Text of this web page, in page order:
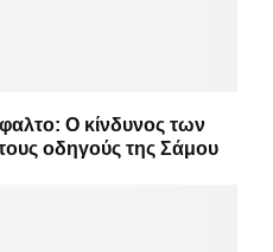
Ο κίνδυνος των
οδηγούς της Σάμου